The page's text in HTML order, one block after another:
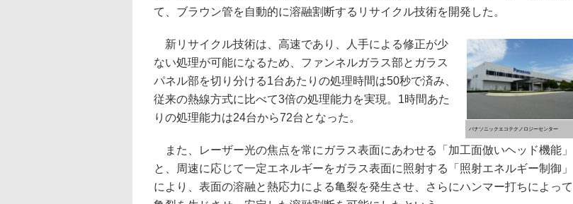
て、ブラウン管を自動的に溶融割断するリサイクル技術を開発した。
パナソニックエコテクノロジーセンター
新リサイクル技術は、高速であり、人手による修正が少
ない処理が可能になるため、ファンネルガラス部とガラス
パネル部を切り分ける1台あたりの処理時間は50秒で済み、
従来の熱線方式に比べて3倍の処理能力を実現。1時間あた
りの処理能力は24台から72台となった。
また、レーザー光の焦点を常にガラス表面にあわせる「加工面倣いヘッド機能」
と、周速に応じて一定エネルギーをガラス表面に照射する「照射エネルギー制御」
により、表面の溶融と熱応力による亀裂を発生させ、さらにハンマー打ちによって